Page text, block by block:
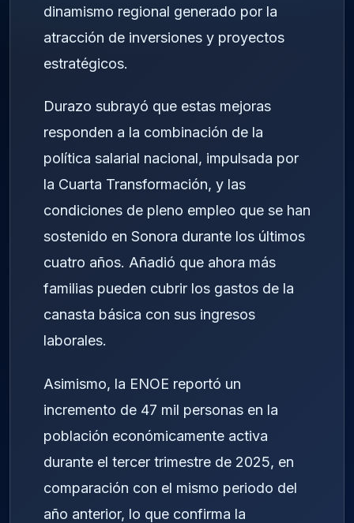
dinamismo regional generado por la
atracción de inversiones y proyectos
estratégicos.
Durazo subrayó que estas mejoras
responden a la combinación de la
política salarial nacional, impulsada por
la Cuarta Transformación, y las
condiciones de pleno empleo que se han
sostenido en Sonora durante los últimos
cuatro años. Añadió que ahora más
familias pueden cubrir los gastos de la
canasta básica con sus ingresos
laborales.
Asimismo, la ENOE reportó un
incremento de 47 mil personas en la
población económicamente activa
durante el tercer trimestre de 2025, en
comparación con el mismo periodo del
año anterior, lo que confirma la